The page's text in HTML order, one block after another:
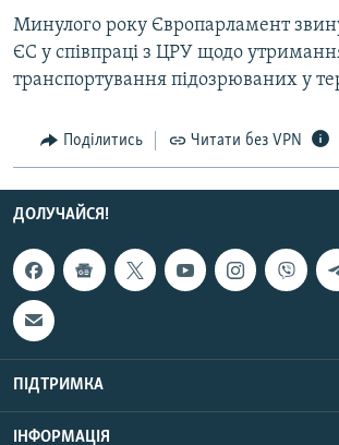
Минулого року Європарламент
ЄС у співпраці з ЦРУ щодо
транспортування підозрюваних у
Поділитись Читати без VPN
ДОЛУЧАЙСЯ!
ПІДТРИМКА
ІНФОРМАЦІЯ